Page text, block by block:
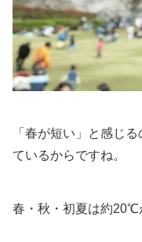
「春が短い」と感じ
ているからですね。
春・秋・初夏は約20℃